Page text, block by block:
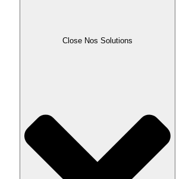
Close Nos Solutions